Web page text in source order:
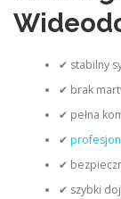
✔ stabilny
✔ brak
✔ pełna
✔
✔
✔ szybki